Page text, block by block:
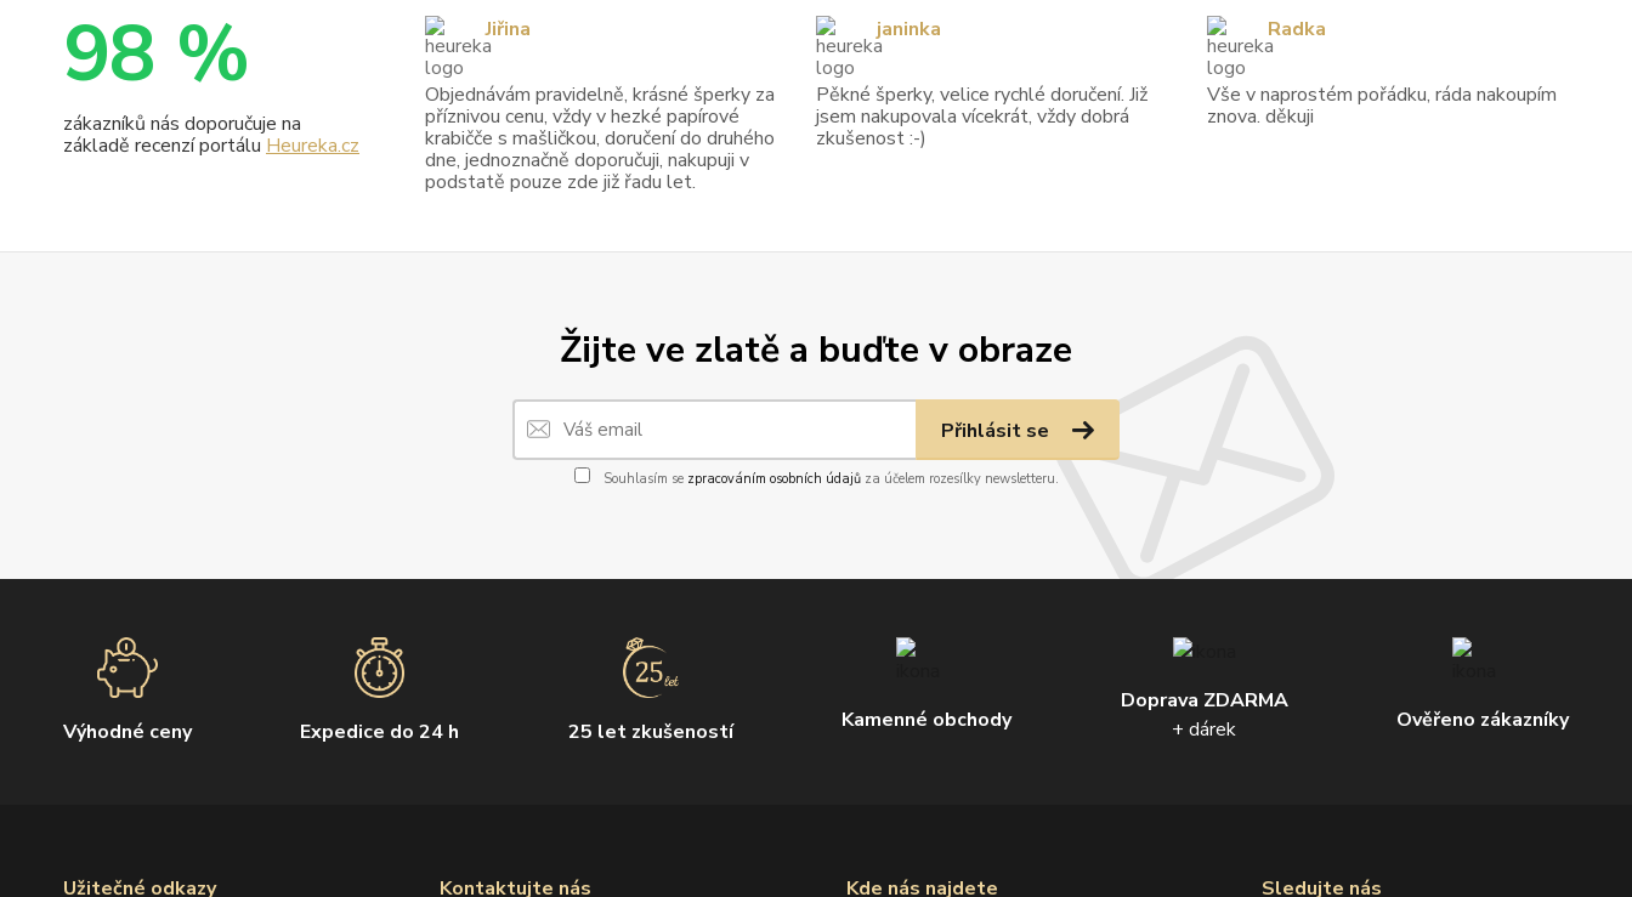
Žijte ve zlatě a buďte v obraze
Přihlásit se
Souhlasím se zpracováním osobních údajůza účelem rozesílky newsletteru.
Výhodné ceny Expedice do 24 h 25 let zkušeností Kamenné obchody
Doprava ZDARMA
+ dárek
Ověřeno zákazníky
Užitečné odkazy Kde nás najdete Sledujte nás
Kontaktujte nás
98 %
zákazníků nás doporučuje na
základě recenzí portálu Heureka.cz
Objednávám pravidelně, krásné šperky za
příznivou cenu, vždy v hezké papírové
krabičče s mašličkou, doručení do druhého
dne, jednoznačně doporučuji, nakupuji v
podstatě pouze zde již řadu let.
Jiřina
Pěkné šperky, velice rychlé doručení. Již
jsem nakupovala vícekrát, vždy dobrá
zkušenost :-)
janinka
Vše v naprostém pořádku, ráda nakoupím
znova. děkuji
Radka